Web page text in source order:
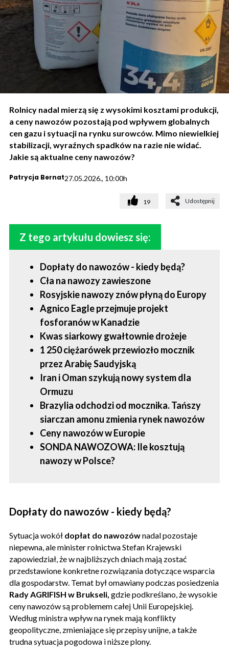
Rolnicy nadal mierzą się z wysokimi kosztami produkcji,
a ceny nawozów pozostają pod wpływem globalnych
cen gazu i sytuacji na rynku surowców. Mimo niewielkiej
stabilizacji, wyraźnych spadków na razie nie widać.
Jakie są aktualne ceny nawozów?
Patrycja Bernat27.05.2026., 10:00h
19 Udostępnij
Z tego artykułu dowiesz się:
Dopłaty do nawozów - kiedy będą?
Cła na nawozy zawieszone
Rosyjskie nawozy znów płyną do Europy
Agnico Eagle przejmuje projekt
fosforanów w Kanadzie
Kwas siarkowy gwałtownie drożeje
1 250 ciężarówek przewiozło mocznik
przez Arabię Saudyjską
Iran i Oman szykują nowy system dla
Ormuzu
Brazylia odchodzi od mocznika. Tańszy
siarczan amonu zmienia rynek nawozów
Ceny nawozów w Europie
SONDA NAWOZOWA: Ile kosztują
nawozy w Polsce?
Dopłaty do nawozów - kiedy będą?
Sytuacja wokół dopłat do nawozównadal pozostaje
niepewna, ale minister rolnictwa Stefan Krajewski
zapowiedział, że w najbliższych dniach mają zostać
przedstawione konkretne rozwiązania dotyczące wsparcia
dla gospodarstw. Temat był omawiany podczas posiedzenia
Rady AGRIFISH w Brukseli, gdzie podkreślano, że wysokie
ceny nawozów są problemem całej Unii Europejskiej.
Według ministra wpływ na rynek mają konflikty
geopolityczne, zmieniające się przepisy unijne, a także
trudna sytuacja pogodowa i niższe plony.